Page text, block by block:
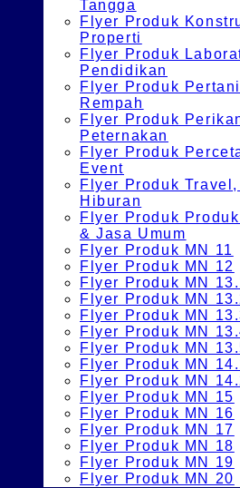
Tangga
Flyer Produk
Properti
Flyer Produk
Pendidikan
Flyer Produk
Rempah
Flyer Produk
Peternakan
Flyer Produk
Event
Flyer Produk
Hiburan
Flyer Produk
& Jasa Umum
Flyer Produk MN 11
Flyer Produk MN 12
Flyer Produk MN
Flyer Produk MN
Flyer Produk MN
Flyer Produk MN
Flyer Produk MN
Flyer Produk MN
Flyer Produk MN
Flyer Produk MN 15
Flyer Produk MN 16
Flyer Produk MN 17
Flyer Produk MN 18
Flyer Produk MN 19
Flyer Produk MN 20